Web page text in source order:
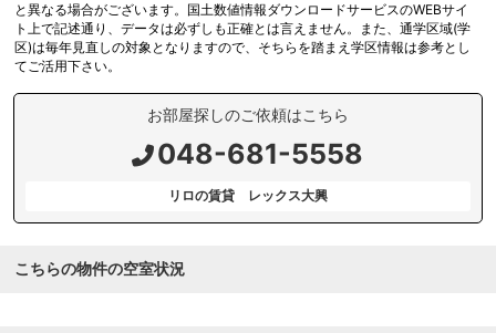
と異なる場合がございます。国土数値情報ダウンロードサービスのWEBサイ
ト上で記述通り、データは必ずしも正確とは言えません。また、通学区域(学
区)は毎年見直しの対象となりますので、そちらを踏まえ学区情報は参考とし
てご活用下さい。
お部屋探しのご依頼はこちら
048-681-5558
リロの賃貸 レックス大興
こちらの物件の空室状況